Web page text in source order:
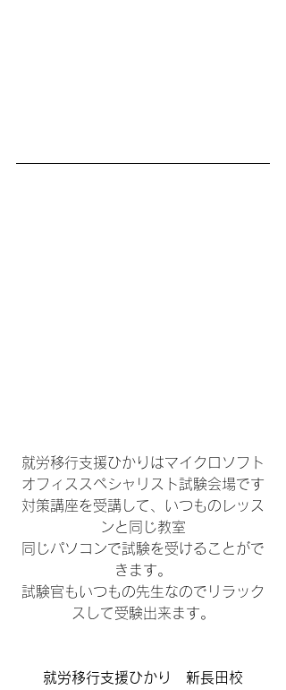
就労移行支援ひかりはマイクロソフト
オフィススペシャリスト試験会場です
対策講座を受講して、いつものレッス
ンと同じ教室
同じパソコンで試験を受けることがで
きます。
試験官もいつもの先生なのでリラック
スして受験出来ます。
就労移行支援ひかり　新長田校